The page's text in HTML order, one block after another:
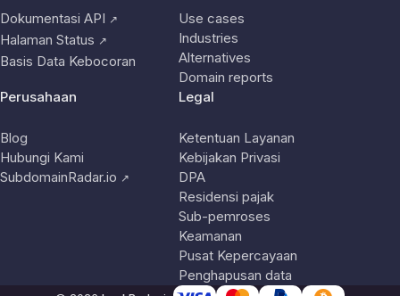
Dokumentasi API ↗
Halaman Status ↗
Basis Data Kebocoran
Use cases
Industries
Alternatives
Domain reports
Perusahaan
Blog
Hubungi Kami
SubdomainRadar.io ↗
Legal
Ketentuan Layanan
Kebijakan Privasi
DPA
Residensi pajak
Sub-pemroses
Keamanan
Pusat Kepercayaan
Penghapusan data